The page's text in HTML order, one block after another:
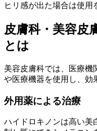
ヒリ感が出た場合は使用
皮膚科・美容皮
とは
美容皮膚科では、医療機
や医療機器を使用し、効
外用薬による治療
ハイドロキノンは高い美